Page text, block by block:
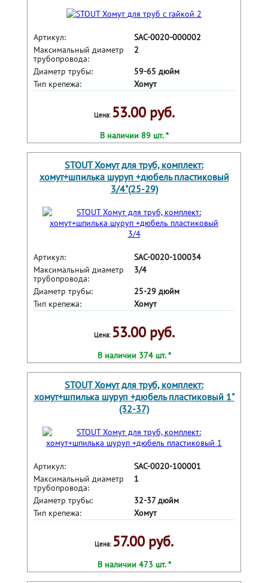
Артикул:
SAC-0020-000002
Максимальный диаметр
трубопровода:
2
Диаметр трубы:
59-65 дюйм
Тип крепежа:
Хомут
Цена: 53.00 руб.
В наличии 89 шт. *
STOUT Хомут для труб, комплект:
хомут+шпилька шуруп +дюбель пластиковый
3/4"(25-29)
Артикул:
SAC-0020-100034
Максимальный диаметр
трубопровода:
3/4
Диаметр трубы:
25-29 дюйм
Тип крепежа:
Хомут
Цена: 53.00 руб.
В наличии 374 шт. *
STOUT Хомут для труб, комплект:
хомут+шпилька шуруп +дюбель пластиковый 1"
(32-37)
Артикул:
SAC-0020-100001
Максимальный диаметр
трубопровода:
1
Диаметр трубы:
32-37 дюйм
Тип крепежа:
Хомут
Цена: 57.00 руб.
В наличии 473 шт. *